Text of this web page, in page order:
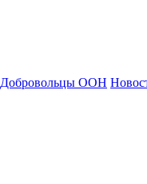
Добровольцы ООН